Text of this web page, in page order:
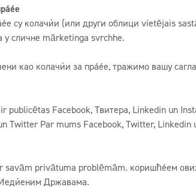
су колачићи (или други облици vietējais
у сличне mārketinga svrchhe.
као колачићи за праћење, тражимо вашу
Facebook, Твитера, Linkedin un
Twitter Par mums Facebook, Twitter, Linkedin
privātuma problēmām. коришћењем
Државама.